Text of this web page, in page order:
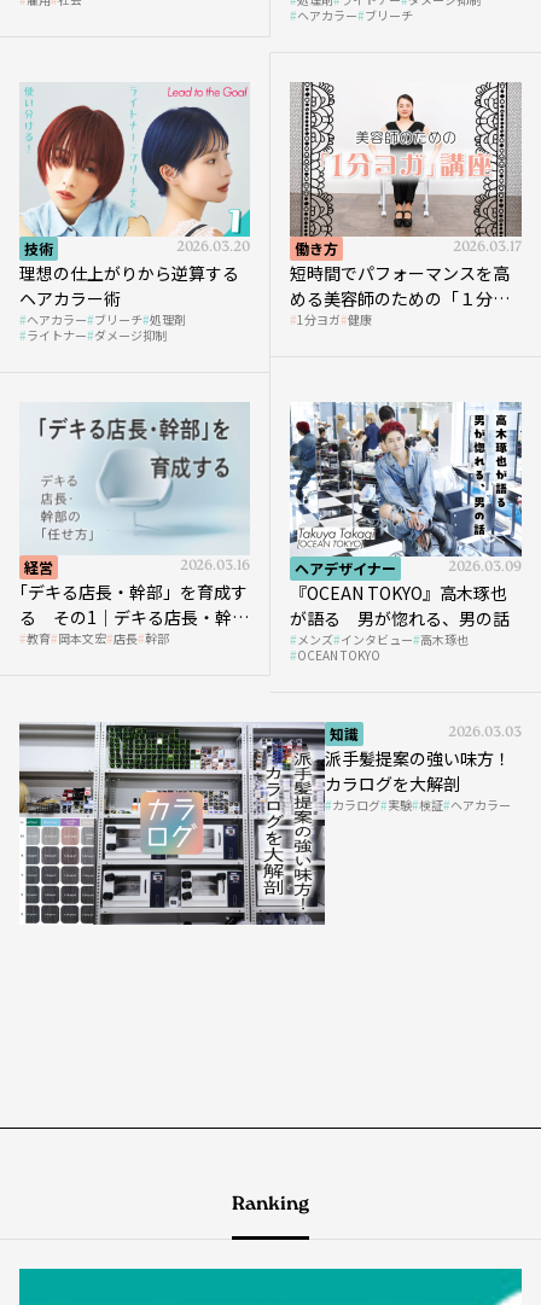
ヘアカラー ブリーチ
技術 2026.03.20
理想の仕上がりから逆算する
ヘアカラー術
ヘアカラー ブリーチ 処理剤
ライトナー ダメージ抑制
働き方 2026.03.17
短時間でパフォーマンスを高
める美容師のための「１分ヨ
ガ」講座｜実践編
1分ヨガ 健康
経営 2026.03.16
｢デキる店長・幹部」を育成す
る その1｜デキる店長・幹部
の「任せ方」
教育 岡本文宏 店長 幹部
ヘアデザイナー 2026.03.09
『OCEAN TOKYO』高木琢也
が語る 男が惚れる、男の話
メンズ インタビュー 高木琢也
OCEAN TOKYO
知識 2026.03.03
派手髪提案の強い味方！
カラログを大解剖
カラログ 実験 検証 ヘアカラー
Ranking